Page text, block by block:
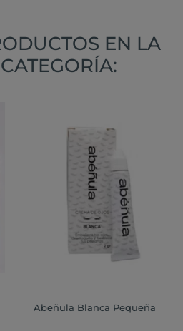
EN LA
Abeñula Blanca Pequeña